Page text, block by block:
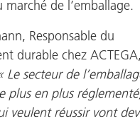
de l’emballage.
Responsable du
durable chez
Le secteur de
plus en plus
veulent réussir vont